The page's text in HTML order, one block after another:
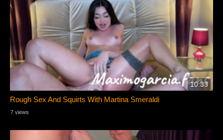
10:33
Rough Sex And Squirts With Martina Smeraldi
7 views